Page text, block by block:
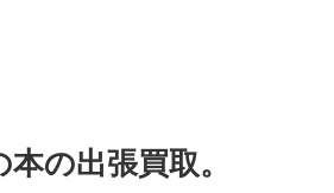
の出張買取。